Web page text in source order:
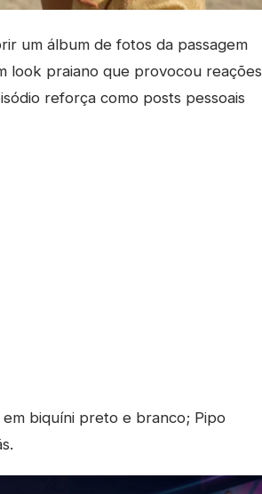
um álbum de fotos da passagem
look praiano que provocou reações
reforça como posts pessoais
biquíni preto e branco; Pipo